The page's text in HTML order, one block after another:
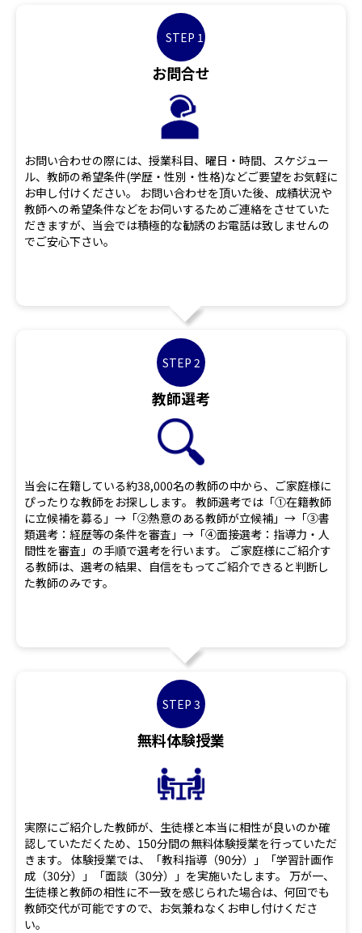
STEP 1
お問合せ
お問い合わせの際には、授業科目、曜日・時間、スケジュー
ル、教師の希望条件(学歴・性別・性格)などご要望をお気軽に
お申し付けください。 お問い合わせを頂いた後、成績状況や
教師への希望条件などをお伺いするためご連絡をさせていた
だきますが、当会では積極的な勧誘のお電話は致しませんの
でご安心下さい。
STEP 2
教師選考
当会に在籍している約38,000名の教師の中から、ご家庭様に
ぴったりな教師をお探しします。 教師選考では「①在籍教師
に立候補を募る」→「②熱意のある教師が立候補」→「③書
類選考：経歴等の条件を審査」→「④面接選考：指導力・人
間性を審査」の手順で選考を行います。 ご家庭様にご紹介す
る教師は、選考の結果、自信をもってご紹介できると判断し
た教師のみです。
STEP 3
無料体験授業
実際にご紹介した教師が、生徒様と本当に相性が良いのか確
認していただくため、150分間の無料体験授業を行っていただ
きます。 体験授業では、「教科指導（90分）」「学習計画作
成（30分）」「面談（30分）」を実施いたします。 万が一、
生徒様と教師の相性に不一致を感じられた場合は、何回でも
教師交代が可能ですので、お気兼ねなくお申し付けくださ
い。